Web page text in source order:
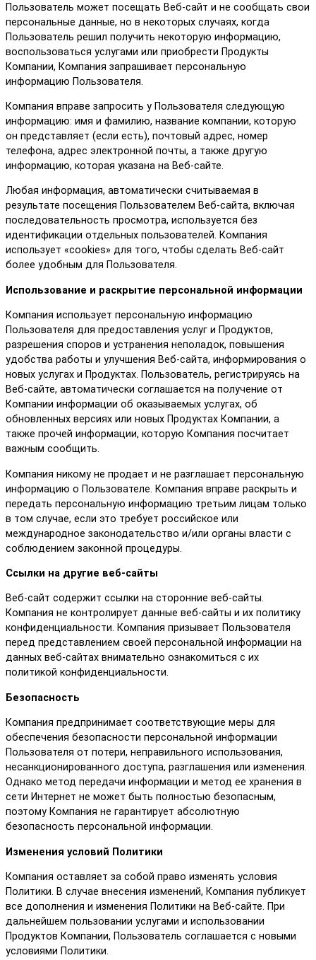
Пользователь может посещать Веб-сайт и не сообщать свои
персональные данные, но в некоторых случаях, когда
Пользователь решил получить некоторую информацию,
воспользоваться услугами или приобрести Продукты
Компании, Компания запрашивает персональную
информацию Пользователя.
Компания вправе запросить у Пользователя следующую
информацию: имя и фамилию, название компании, которую
он представляет (если есть), почтовый адрес, номер
телефона, адрес электронной почты, а также другую
информацию, которая указана на Веб-сайте.
Любая информация, автоматически считываемая в
результате посещения Пользователем Веб-сайта, включая
последовательность просмотра, используется без
идентификации отдельных пользователей. Компания
использует «cookies» для того, чтобы сделать Веб-сайт
более удобным для Пользователя.
Использование и раскрытие персональной информации
Компания использует персональную информацию
Пользователя для предоставления услуг и Продуктов,
разрешения споров и устранения неполадок, повышения
удобства работы и улучшения Веб-сайта, информирования о
новых услугах и Продуктах. Пользователь, регистрируясь на
Веб-сайте, автоматически соглашается на получение от
Компании информации об оказываемых услугах, об
обновленных версиях или новых Продуктах Компании, а
также прочей информации, которую Компания посчитает
важным сообщить.
Компания никому не продает и не разглашает персональную
информацию о Пользователе. Компания вправе раскрыть и
передать персональную информацию третьим лицам только
в том случае, если это требует российское или
международное законодательство и/или органы власти с
соблюдением законной процедуры.
Ссылки на другие веб-сайты
Веб-сайт содержит ссылки на сторонние веб-сайты.
Компания не контролирует данные веб-сайты и их политику
конфиденциальности. Компания призывает Пользователя
перед представлением своей персональной информации на
данных веб-сайтах внимательно ознакомиться с их
политикой конфиденциальности.
Безопасность
Компания предпринимает соответствующие меры для
обеспечения безопасности персональной информации
Пользователя от потери, неправильного использования,
несанкционированного доступа, разглашения или изменения.
Однако метод передачи информации и метод ее хранения в
сети Интернет не может быть полностью безопасным,
поэтому Компания не гарантирует абсолютную
безопасность персональной информации.
Изменения условий Политики
Компания оставляет за собой право изменять условия
Политики. В случае внесения изменений, Компания публикует
все дополнения и изменения Политики на Веб-сайте. При
дальнейшем пользовании услугами и использовании
Продуктов Компании, Пользователь соглашается с новыми
условиями Политики.